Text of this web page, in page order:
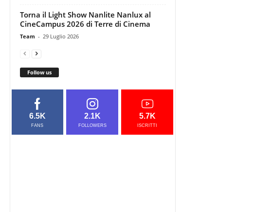
Torna il Light Show Nanlite Nanlux al
CineCampus 2026 di Terre di Cinema
Team - 29 Luglio 2026
Follow us
6.5K
FANS
2.1K
FOLLOWERS
5.7K
ISCRITTI